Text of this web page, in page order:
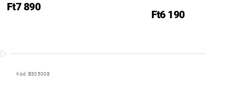
Ft7 890
Ft6 190
Kód: B305008